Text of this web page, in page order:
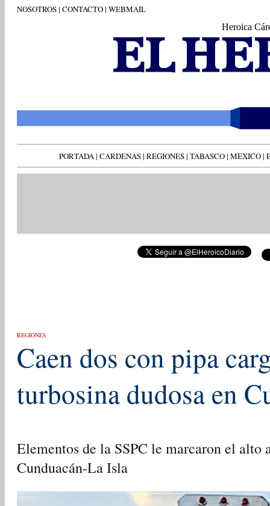
NOSOTROS| CONTACTO| WEBMAIL
Heroica
PORTADA| CARDENAS| REGIONES| TABASCO| MEXICO|
REGIONES
Caen dos con pipa
turbosina dudosa en
Elementos de la SSPC le marcaron el
Cunduacán-La Isla